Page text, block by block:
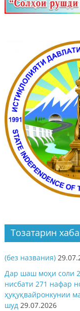
Тозатарин
(без названия)
Дар шаш моҳи соли
нисбати 271 нафар
ҳуқуқвайронкунии
шуд 29.07.2026